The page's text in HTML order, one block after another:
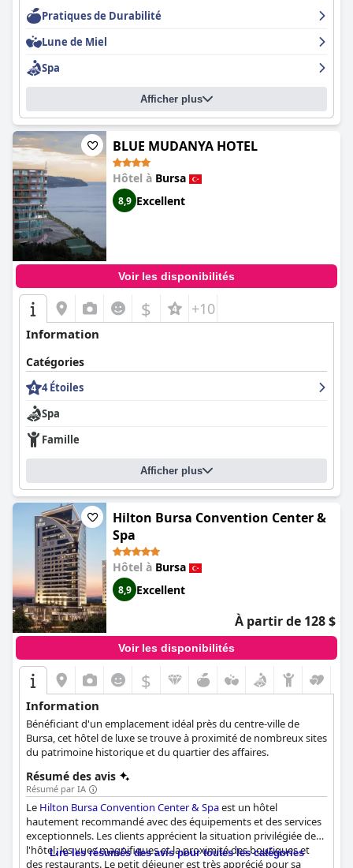
Pratiques de Durabilité
Lune de Miel
Spa
Afficher plus
BLUE MUDANYA HOTEL
Hôtel à Bursa
8,9 Excellent
Voir les disponibilités
$ +10
Information
Catégories
4 Étoiles
Spa
Famille
Afficher plus
Hilton Bursa Convention Center &
Spa
Hôtel à Bursa
8,9 Excellent
À partir de 128 $
Voir les disponibilités
$
Information
Bénéficiant d'un emplacement idéal près du centre-ville de
Bursa, cet hôtel de luxe se trouve à proximité de nombreux sites
du patrimoine historique et du quartier des affaires.
Résumé des avis
Résumé par IA
Le Hilton Bursa Convention Center & Spaest un hôtel
hautement recommandé avec des équipements et des services
exceptionnels. Les clients apprécient la situation privilégiée de
l'hôtel, les vues magnifiques et la proximité des boutiques et
des restaurants. Le petit déjeuner est très apprécié pour sa
Lire les résumés des avis pour toutes les catégories